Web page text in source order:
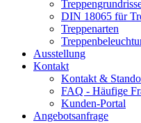
DIN 18065 für
Treppenarten
Ausstellung
Kontakt
Kontakt &
FAQ - Häufige
Kunden-Portal
Angebotsanfrage